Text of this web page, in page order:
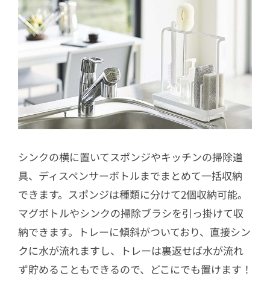
シンクの横に置いてスポンジやキッチンの掃除道
具、ディスペンサーボトルまでまとめて一括収納
できます。スポンジは種類に分けて2個収納可能。
マグボトルやシンクの掃除ブラシを引っ掛けて収
納できます。トレーに傾斜がついており、直接シン
クに水が流れますし、トレーは裏返せば水が流れ
ず貯めることもできるので、どこにでも置けます！